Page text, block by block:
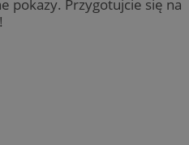
pokazy. Przygotujcie się na